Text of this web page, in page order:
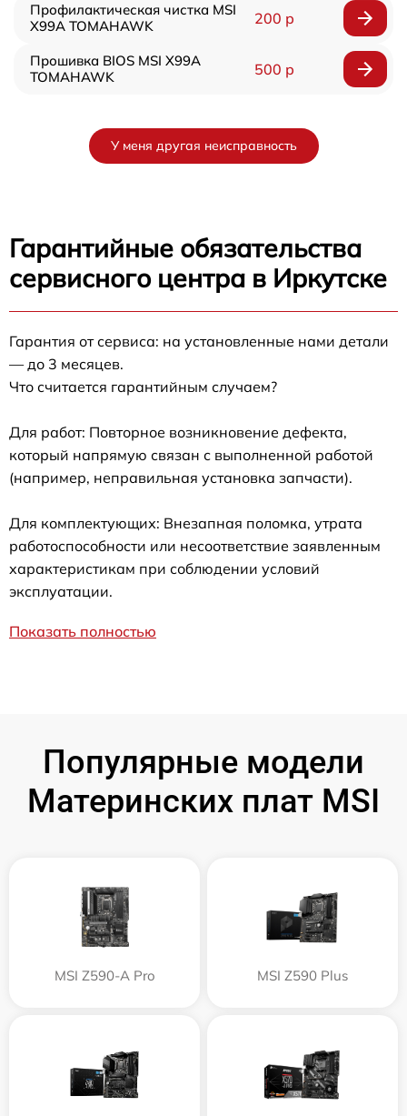
Профилактическая чистка MSI
X99A TOMAHAWK
200 р
Прошивка BIOS MSI X99A
TOMAHAWK
500 р
У меня другая неисправность
Гарантийные обязательства
сервисного центра в Иркутске
Гарантия от сервиса: на установленные нами детали
— до 3 месяцев.
Что считается гарантийным случаем?
Для работ: Повторное возникновение дефекта,
который напрямую связан с выполненной работой
(например, неправильная установка запчасти).
Для комплектующих: Внезапная поломка, утрата
работоспособности или несоответствие заявленным
характеристикам при соблюдении условий
эксплуатации.
Показать полностью
Популярные модели
Материнских плат MSI
MSI Z590-A Pro MSI Z590 Plus